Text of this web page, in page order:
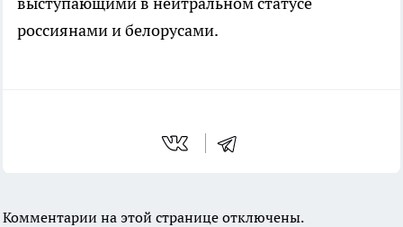
россиянами и белорусами.
Комментарии на этой странице отключены.